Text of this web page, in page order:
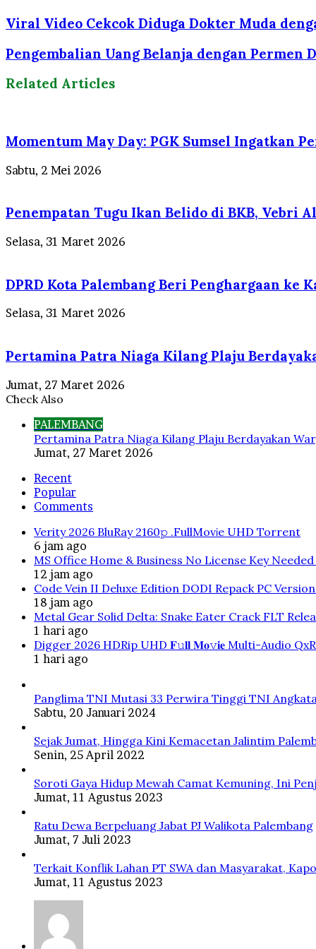
Viral Video Cekcok Diduga Dokter Muda
Pengembalian Uang Belanja dengan Permen
Related Articles
Momentum May Day: PGK Sumsel Ingatkan
Sabtu, 2 Mei 2026
Penempatan Tugu Ikan Belido di BKB, Vebri
Selasa, 31 Maret 2026
DPRD Kota Palembang Beri Penghargaan ke
Selasa, 31 Maret 2026
Pertamina Patra Niaga Kilang Plaju
Jumat, 27 Maret 2026
Check Also
PALEMBANG
Pertamina Patra Niaga Kilang Plaju Berdayakan
Jumat, 27 Maret 2026
Recent
Popular
Comments
Verity 2026 BluRay 2160𝚙 .FullMov𝗂e UHD Torrent
6 jam ago
MS Office Home & Business No License Key
12 jam ago
Code Vein II Deluxe Edition DODI Repack PC
18 jam ago
Metal Gear Solid Delta: Snake Eater Crack FLT
1 hari ago
Digger 2026 HDRip UHD 𝐅𝚞𝐥𝐥 𝐌𝐨𝚟𝐢𝐞 Multi-Audio QxR
1 hari ago
Panglima TNI Mutasi 33 Perwira Tinggi TNI
Sabtu, 20 Januari 2024
Sejak Jumat, Hingga Kini Kemacetan Jalintim
Senin, 25 April 2022
Soroti Gaya Hidup Mewah Camat Kemuning, Ini
Jumat, 11 Agustus 2023
Ratu Dewa Berpeluang Jabat PJ Walikota Palembang
Jumat, 7 Juli 2023
Terkait Konflik Lahan PT SWA dan Masyarakat,
Jumat, 11 Agustus 2023